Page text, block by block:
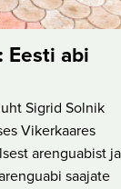
Eesti abi
Sigrid Solnik
Vikerkaares
arenguabist ja
saajate